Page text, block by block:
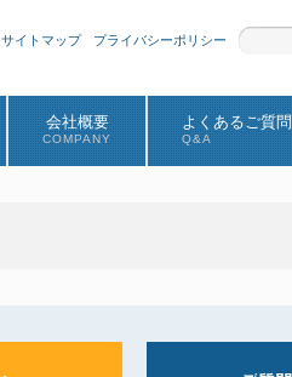
サイトマップ プライバシーポリシー
会社概要
COMPANY
よくあるご質問
Q&A